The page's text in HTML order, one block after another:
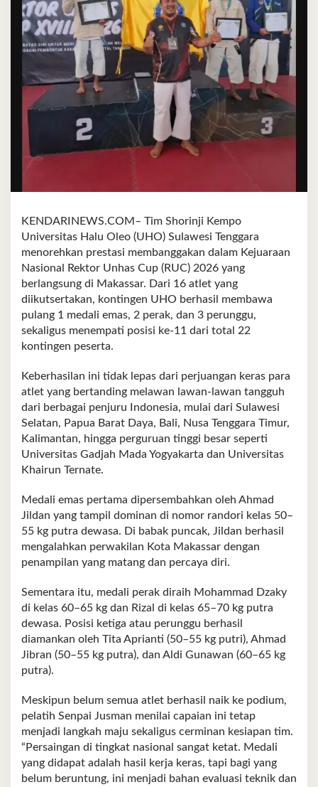
KENDARINEWS.COM– Tim Shorinji Kempo
Universitas Halu Oleo (UHO) Sulawesi Tenggara
menorehkan prestasi membanggakan dalam Kejuaraan
Nasional Rektor Unhas Cup (RUC) 2026 yang
berlangsung di Makassar. Dari 16 atlet yang
diikutsertakan, kontingen UHO berhasil membawa
pulang 1 medali emas, 2 perak, dan 3 perunggu,
sekaligus menempati posisi ke-11 dari total 22
kontingen peserta.
Keberhasilan ini tidak lepas dari perjuangan keras para
atlet yang bertanding melawan lawan-lawan tangguh
dari berbagai penjuru Indonesia, mulai dari Sulawesi
Selatan, Papua Barat Daya, Bali, Nusa Tenggara Timur,
Kalimantan, hingga perguruan tinggi besar seperti
Universitas Gadjah Mada Yogyakarta dan Universitas
Khairun Ternate.
Medali emas pertama dipersembahkan oleh Ahmad
Jildan yang tampil dominan di nomor randori kelas 50–
55 kg putra dewasa. Di babak puncak, Jildan berhasil
mengalahkan perwakilan Kota Makassar dengan
penampilan yang matang dan percaya diri.
Sementara itu, medali perak diraih Mohammad Dzaky
di kelas 60–65 kg dan Rizal di kelas 65–70 kg putra
dewasa. Posisi ketiga atau perunggu berhasil
diamankan oleh Tita Aprianti (50–55 kg putri), Ahmad
Jibran (50–55 kg putra), dan Aldi Gunawan (60–65 kg
putra).
Meskipun belum semua atlet berhasil naik ke podium,
pelatih Senpai Jusman menilai capaian ini tetap
menjadi langkah maju sekaligus cerminan kesiapan tim.
“Persaingan di tingkat nasional sangat ketat. Medali
yang didapat adalah hasil kerja keras, tapi bagi yang
belum beruntung, ini menjadi bahan evaluasi teknik dan